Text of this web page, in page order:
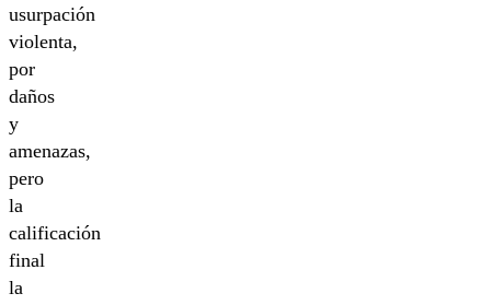
usurpación
violenta,
por
daños
y
amenazas,
pero
la
calificación
final
la